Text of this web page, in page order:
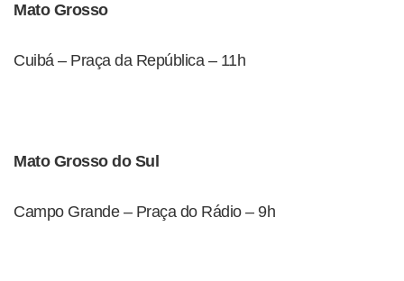
Mato Grosso
Cuibá – Praça da República – 11h
Mato Grosso do Sul
Campo Grande – Praça do Rádio – 9h